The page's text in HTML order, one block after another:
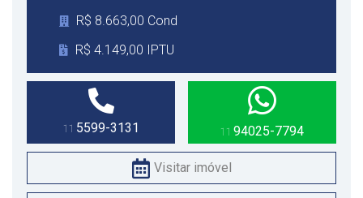
R$ 8.663,00 Cond
R$ 4.149,00 IPTU
11 5599-3131 11 94025-7794
Visitar imóvel